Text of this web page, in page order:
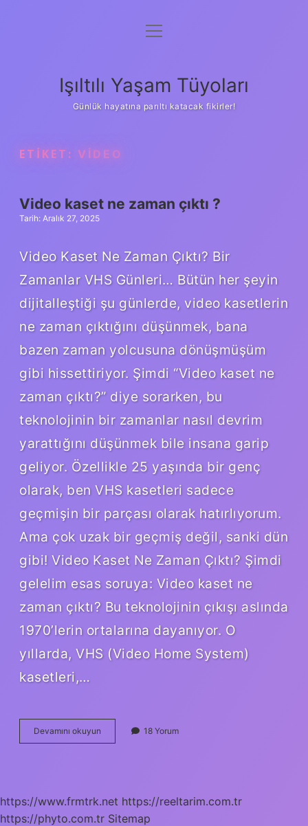
Anasayfa
Yasal Uyarı
menüyü
Işıltılı Yaşam Tüyoları
Günlük hayatına parıltı katacak fikirler!
ETIKET: VIDEO
Video kaset ne zaman çıktı ?
Tarih: Aralık 27, 2025
Video Kaset Ne Zaman Çıktı? Bir
Zamanlar VHS Günleri… Bütün her şeyin
dijitalleştiği şu günlerde, video kasetlerin
ne zaman çıktığını düşünmek, bana
bazen zaman yolcusuna dönüşmüşüm
gibi hissettiriyor. Şimdi “Video kaset ne
zaman çıktı?” diye sorarken, bu
teknolojinin bir zamanlar nasıl devrim
yarattığını düşünmek bile insana garip
geliyor. Özellikle 25 yaşında bir genç
olarak, ben VHS kasetleri sadece
geçmişin bir parçası olarak hatırlıyorum.
Ama çok uzak bir geçmiş değil, sanki dün
gibi! Video Kaset Ne Zaman Çıktı? Şimdi
gelelim esas soruya: Video kaset ne
zaman çıktı? Bu teknolojinin çıkışı aslında
1970’lerin ortalarına dayanıyor. O
yıllarda, VHS (Video Home System)
kasetleri,…
Devamını okuyun
kaset
18 Yorum
https://www.frmtrk.net https://reeltarim.com.tr
https://phyto.com.tr Sitemap